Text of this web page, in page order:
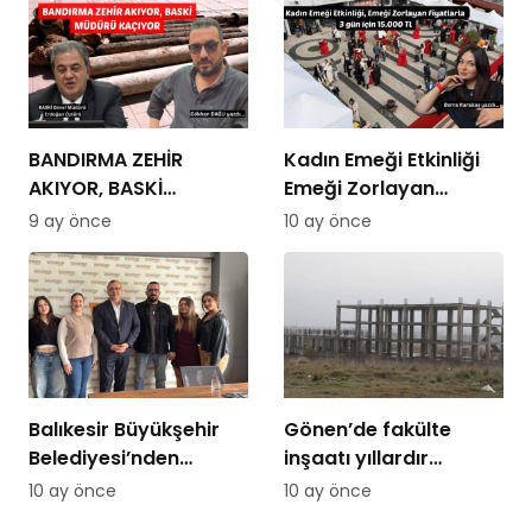
BANDIRMA ZEHİR
AKIYOR, BASKİ
MÜDÜRÜ KAÇIYOR
9 ay önce
Kadın Emeği Etkinliği
Emeği Zorlayan
Fiyatlarla: 3 Gün İçin
15.000 TL
10 ay önce
Balıkesir Büyükşehir
Belediyesi’nden
Bandirmacom’a
10 ay önce
Gönen’de fakülte
inşaatı yıllardır
tamamlanamıyor:
10 ay önce